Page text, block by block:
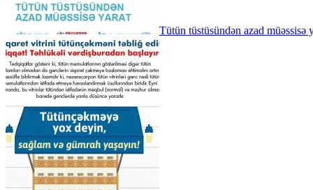
Tütün tüstüsündən azad müəssisə